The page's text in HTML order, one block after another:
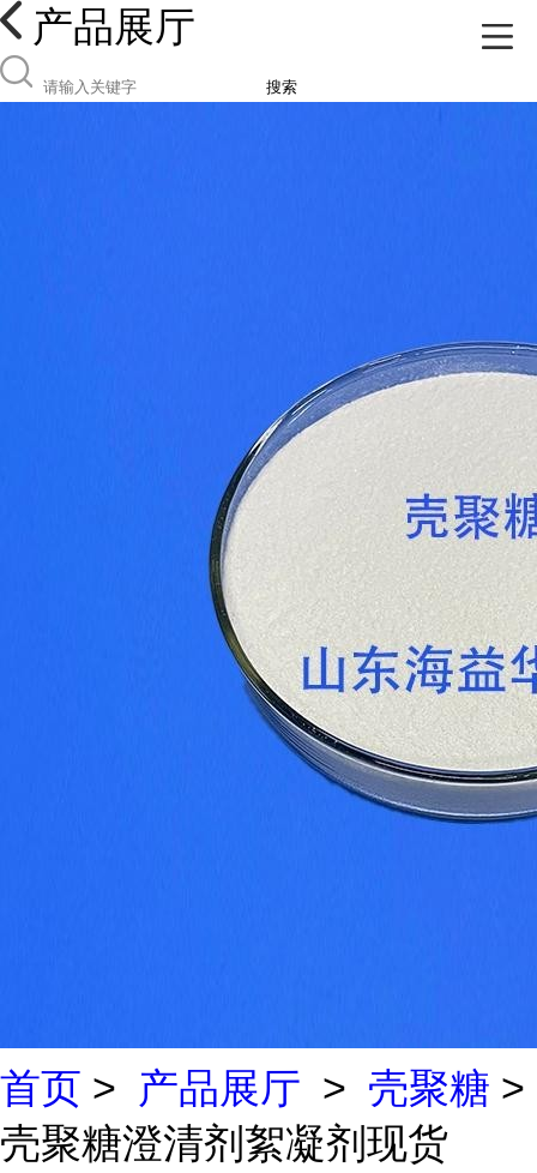
产品展厅
搜索
首页 > 产品展厅 > 壳聚糖 >
壳聚糖澄清剂絮凝剂现货